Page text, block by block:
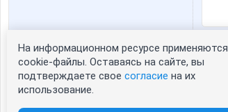
Статистика портрета:
сейчас просматривают портрет - 0
зарегистрированные пользователи
На информационном ресурсе применяются
cookie-файлы. Оставаясь на сайте, вы
подтверждаете свое согласие на их
использование.